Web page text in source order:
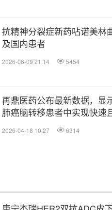
抗精神分裂症新药呫诺美林
及国内患者
2026-06-09 21:14 5454
再鼎医药公布最新数据，显
肺癌脑转移患者中实现快速
2026-04-18 10:27 6314